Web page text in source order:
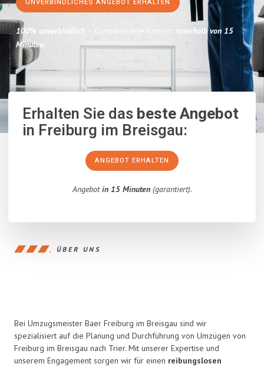
UNVERBINDLICHES ANGEBOT ERHALTEN
100% unverbindlich – Garantiert eine Antwort innerhalb von 15
Minuten.
Erhalten Sie dasbeste Angebot
in Freiburg im Breisgau:
ANGEBOT ERHALTEN
Angebotin 15 Minuten(garantiert).
ÜBER UNS
Bei Umzugsmeister Baer Freiburg im Breisgau sind wir
spezialisiert auf die Planung und Durchführung von Umzügen von
Freiburg im Breisgau nach Trier. Mit unserer Expertise und
unserem Engagement sorgen wir für einen reibungslosen